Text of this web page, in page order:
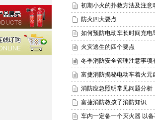
初期小火的扑救方法及注意
防火四大要点
如何预防电动车长时间充电
火灾逃生的四个要点
冬季消防安全管理注意事项
富捷消防揭秘电动车着火元
消防应急照明常见问题分析
富捷消防教孩子消防知识
车内一定备一个灭火器 以